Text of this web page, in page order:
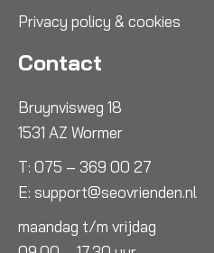
Privacy policy & cookies
Contact
Bruynvisweg 18
1531 AZ Wormer
T: 075 – 369 00 27
E: support@seovrienden.nl
maandag t/m vrijdag